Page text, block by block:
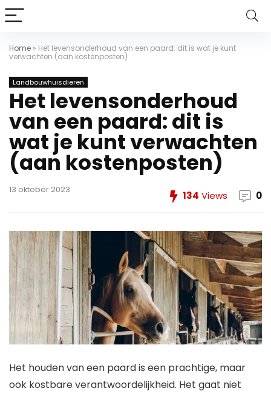
Home » Het levensonderhoud van een paard: dit is wat je kunt
verwachten (aan kostenposten)
Landbouwhuisdieren
Het levensonderhoud
van een paard: dit is
wat je kunt verwachten
(aan kostenposten)
13 oktober 2023 134 Views 0
Het houden van een paard is een prachtige, maar
ook kostbare verantwoordelijkheid. Het gaat niet